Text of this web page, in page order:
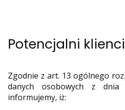
Potencjalni klienci
Zgodnie z art. 13 ogólnego
danych osobowych z
informujemy, iż: